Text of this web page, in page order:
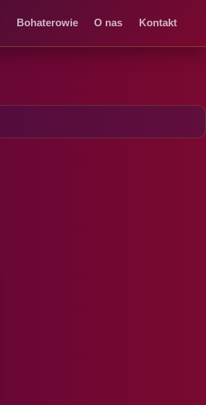
Bohaterowie O nas Kontakt